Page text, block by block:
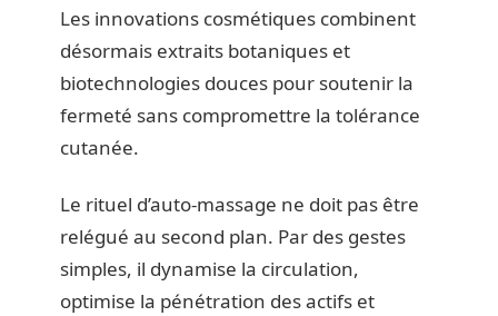
Les innovations cosmétiques combinent
désormais extraits botaniques et
biotechnologies douces pour soutenir la
fermeté sans compromettre la tolérance
cutanée.
Le rituel d’auto-massage ne doit pas être
relégué au second plan. Par des gestes
simples, il dynamise la circulation,
optimise la pénétration des actifs et